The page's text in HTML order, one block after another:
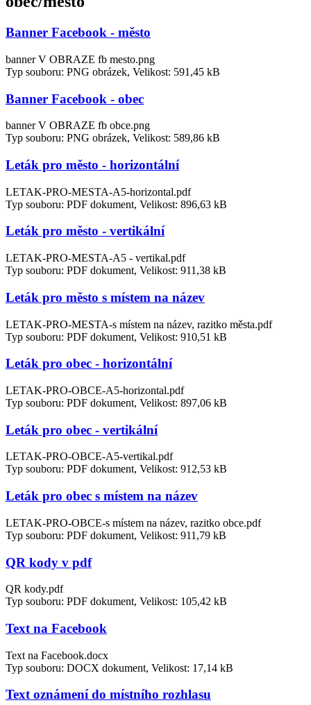
Banner Facebook - město
banner V OBRAZE fb mesto.png
Typ souboru: PNG obrázek, Velikost: 591,45 kB
Banner Facebook - obec
banner V OBRAZE fb obce.png
Typ souboru: PNG obrázek, Velikost: 589,86 kB
Leták pro město - horizontální
LETAK-PRO-MESTA-A5-horizontal.pdf
Typ souboru: PDF dokument, Velikost: 896,63 kB
Leták pro město - vertikální
LETAK-PRO-MESTA-A5 - vertikal.pdf
Typ souboru: PDF dokument, Velikost: 911,38 kB
Leták pro město s místem na název
LETAK-PRO-MESTA-s místem na název, razitko města.pdf
Typ souboru: PDF dokument, Velikost: 910,51 kB
Leták pro obec - horizontální
LETAK-PRO-OBCE-A5-horizontal.pdf
Typ souboru: PDF dokument, Velikost: 897,06 kB
Leták pro obec - vertikální
LETAK-PRO-OBCE-A5-vertikal.pdf
Typ souboru: PDF dokument, Velikost: 912,53 kB
Leták pro obec s místem na název
LETAK-PRO-OBCE-s místem na název, razitko obce.pdf
Typ souboru: PDF dokument, Velikost: 911,79 kB
QR kody v pdf
QR kody.pdf
Typ souboru: PDF dokument, Velikost: 105,42 kB
Text na Facebook
Text na Facebook.docx
Typ souboru: DOCX dokument, Velikost: 17,14 kB
Text oznámení do místního rozhlasu